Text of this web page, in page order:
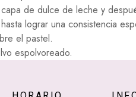
de dulce de leche y
lograr una consistencia
el pastel.
espolvoreado.